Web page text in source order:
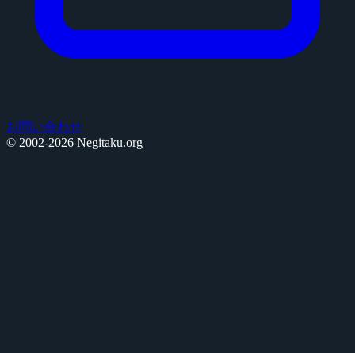
お問い合わせ
© 2002-2026 Negitaku.org